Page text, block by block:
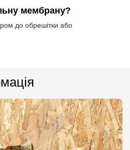
мембрану?
до обрешітки або